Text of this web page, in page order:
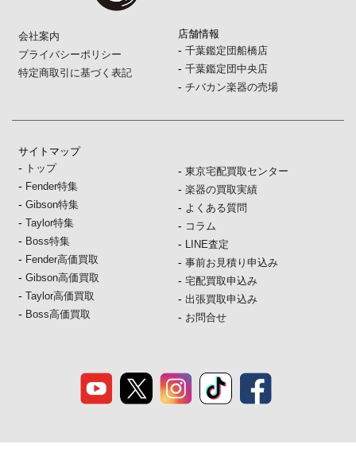
会社案内
プライバシーポリシー
特定商取引に基づく表記
店舗情報
- 千葉鑑定団船橋店
- 千葉鑑定団中央店
- チバカン楽器の売場
サイトマップ
- トップ
- Fender特集
-Gibson特集
-Taylor特集
- Boss特集
- Fender高価買取
-Gibson高価買取
-Taylor高価買取
- Boss高価買取
- 東京宅配買取センター
- 楽器の買取実績
- よくある質問
- コラム
- LINE査定
- 事前お見積り申込み
- 宅配買取申込み
- 出張買取申込み
- お問合せ